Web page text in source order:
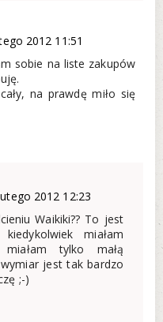
2012 11:51
sobie na liste zakupów
na prawdę miło się
2012 12:23
Waikiki?? To jest
miałam
tylko małą
jest tak bardzo
;-)